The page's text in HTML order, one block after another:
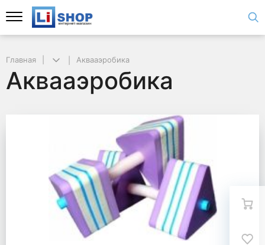
Главная Аквааэробика
Аквааэробика